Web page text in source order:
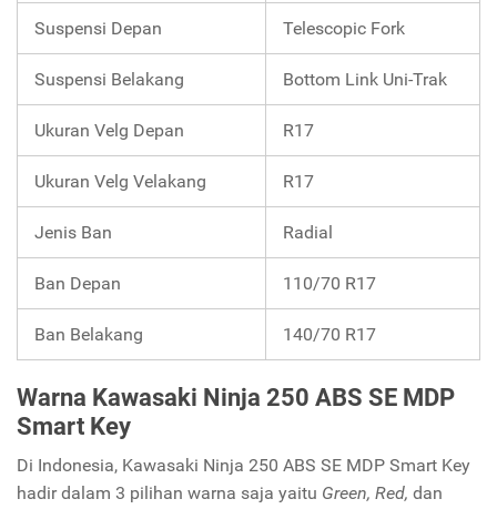
Suspensi Depan Telescopic Fork
Suspensi Belakang Bottom Link Uni-Trak
Ukuran Velg Depan R17
Ukuran Velg Velakang R17
Jenis Ban Radial
Ban Depan 110/70 R17
Ban Belakang 140/70 R17
Warna Kawasaki Ninja 250 ABS SE MDP
Smart Key
Di Indonesia, Kawasaki Ninja 250 ABS SE MDP Smart Key
hadir dalam 3 pilihan warna saja yaitu Green, Red, dan